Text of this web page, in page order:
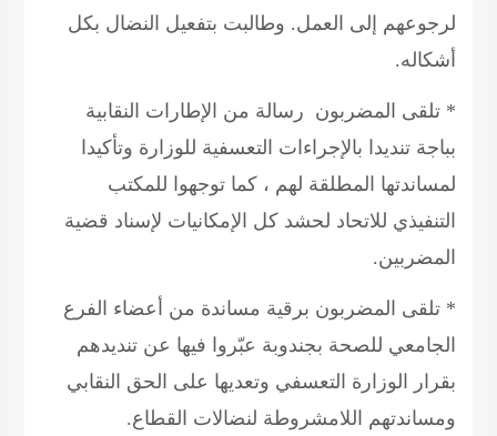
لرجوعهم إلى العمل. وطالبت بتفعيل النضال بكل
أشكاله.
* تلقى المضربون رسالة من الإطارات النقابية
بباجة تنديدا بالإجراءات التعسفية للوزارة وتأكيدا
لمساندتها المطلقة لهم ، كما توجهوا للمكتب
التنفيذي للاتحاد لحشد كل الإمكانيات لإسناد قضية
المضربين.
* تلقى المضربون برقية مساندة من أعضاء الفرع
الجامعي للصحة بجندوبة عبّروا فيها عن تنديدهم
بقرار الوزارة التعسفي وتعديها على الحق النقابي
ومساندتهم اللامشروطة لنضالات القطاع.